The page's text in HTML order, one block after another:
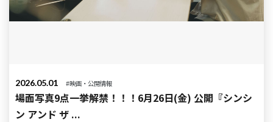
2026.05.01 #映画・公開情報
場面写真9点一挙解禁！！！6月26日(金) 公開『シンシ
ン アンド ザ ...